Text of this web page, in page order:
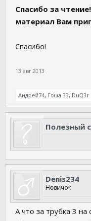
Спасибо за
материал Вам
Спасибо!
13 авг 2013
Андрей74, Гоша 33, DuQ3r
Полезный
Denis234
Новичок
А что за трубка 3 на